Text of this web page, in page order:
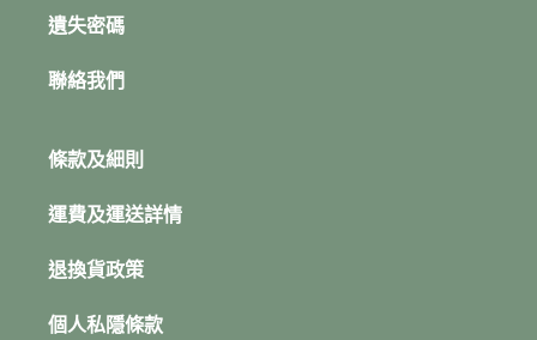
遺失密碼
聯絡我們
條款及細則
運費及運送詳情
退換貨政策
個人私隱條款